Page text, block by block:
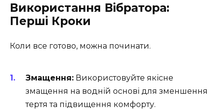
Використання Вібратора:
Перші Кроки
Коли все готово, можна починати.
Змащення: Використовуйте якісне
змащення на водній основі для зменшення
тертя та підвищення комфорту.